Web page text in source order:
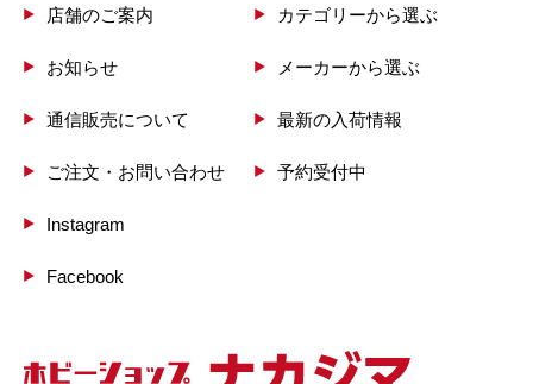
店舗のご案内
お知らせ
通信販売について
ご注文・お問い合わせ
Instagram
Facebook
カテゴリーから選ぶ
メーカーから選ぶ
最新の入荷情報
予約受付中